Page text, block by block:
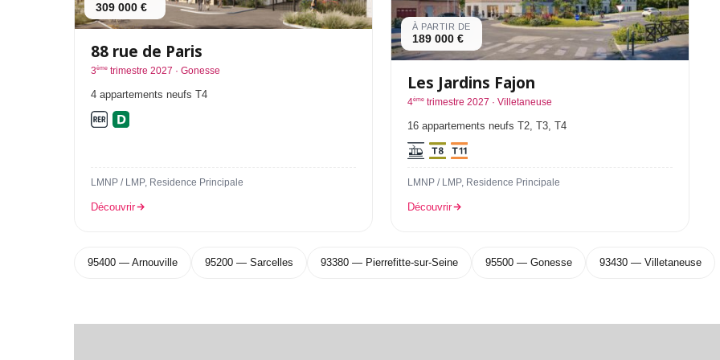
309 000 €
88 rue de Paris
3ème trimestre 2027 · Gonesse
4 appartements neufs T4
LMNP / LMP, Residence Principale
Découvrir
À PARTIR DE
189 000 €
Les Jardins Fajon
4ème trimestre 2027 · Villetaneuse
16 appartements neufs T2, T3, T4
LMNP / LMP, Residence Principale
Découvrir
95400 — Arnouville 95200 — Sarcelles 93380 — Pierrefitte-sur-Seine 95500 — Gonesse 93430 — Villetaneuse